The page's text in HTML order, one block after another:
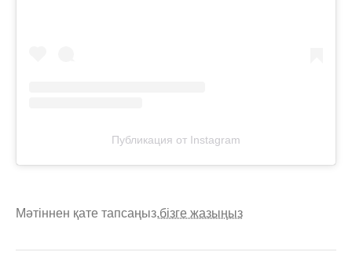
Публикация от Instagram
Мәтіннен қате тапсаңыз,бізге жазыңыз